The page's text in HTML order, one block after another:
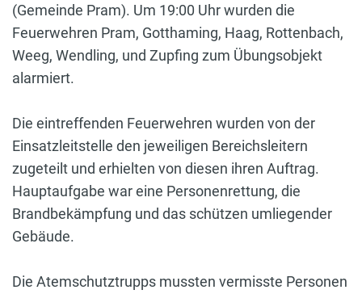
(Gemeinde Pram). Um 19:00 Uhr wurden die
Feuerwehren Pram, Gotthaming, Haag, Rottenbach,
Weeg, Wendling, und Zupfing zum Übungsobjekt
alarmiert.
Die eintreffenden Feuerwehren wurden von der
Einsatzleitstelle den jeweiligen Bereichsleitern
zugeteilt und erhielten von diesen ihren Auftrag.
Hauptaufgabe war eine Personenrettung, die
Brandbekämpfung und das schützen umliegender
Gebäude.
Die Atemschutztrupps mussten vermisste Personen